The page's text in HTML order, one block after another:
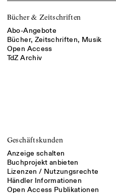
Bücher & Zeitschriften
Abo-Angebote
Bücher, Zeitschriften, Musik
Open Access
TdZ Archiv
Geschäftskunden
Anzeige schalten
Buchprojekt anbieten
Lizenzen / Nutzungsrechte
Händler Informationen
Open Access Publikationen